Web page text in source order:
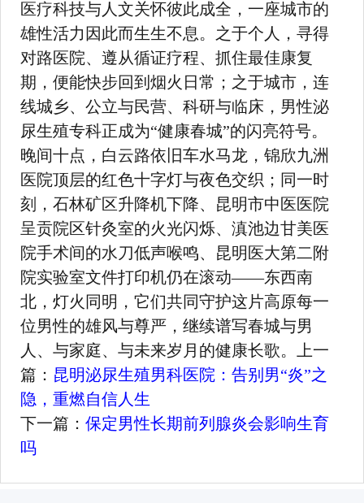
医疗科技与人文关怀彼此成全，一座城市的
雄性活力因此而生生不息。之于个人，寻得
对路医院、遵从循证疗程、抓住最佳康复
期，便能快步回到烟火日常；之于城市，连
线城乡、公立与民营、科研与临床，男性泌
尿生殖专科正成为“健康春城”的闪亮符号。
晚间十点，白云路依旧车水马龙，锦欣九洲
医院顶层的红色十字灯与夜色交织；同一时
刻，石林矿区升降机下降、昆明市中医医院
呈贡院区针灸室的火光闪烁、滇池边甘美医
院手术间的水刀低声喉鸣、昆明医大第二附
院实验室文件打印机仍在滚动——东西南
北，灯火同明，它们共同守护这片高原每一
位男性的雄风与尊严，继续谱写春城与男
人、与家庭、与未来岁月的健康长歌。上一
篇： 昆明泌尿生殖男科医院：告别男“炎”之
隐，重燃自信人生
下一篇：保定男性长期前列腺炎会影响生育
吗